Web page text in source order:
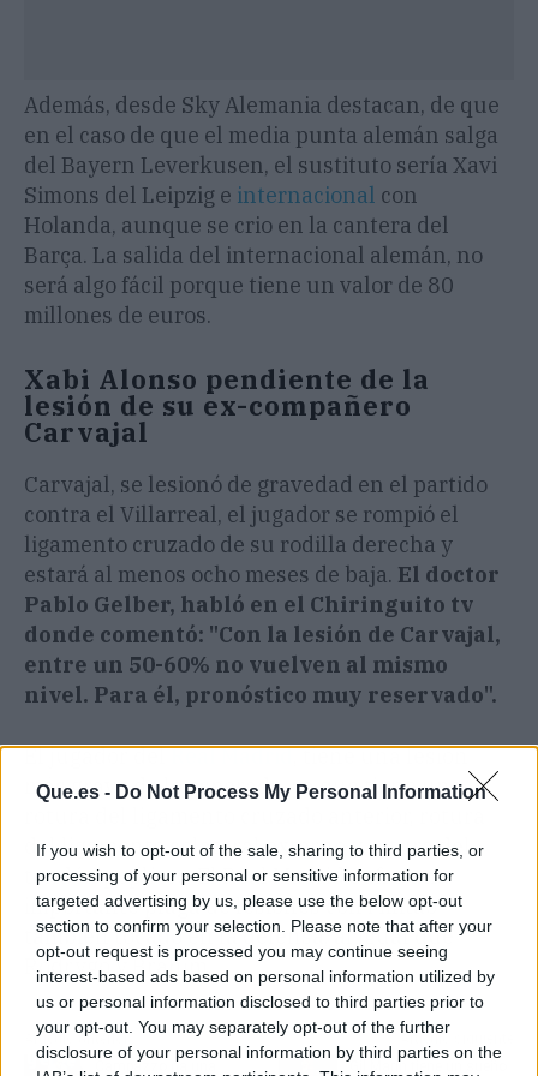
Que.es - Do Not Process My Personal Information
If you wish to opt-out of the sale, sharing to third parties, or
processing of your personal or sensitive information for
targeted advertising by us, please use the below opt-out
section to confirm your selection. Please note that after your
opt-out request is processed you may continue seeing
interest-based ads based on personal information utilized by
us or personal information disclosed to third parties prior to
your opt-out. You may separately opt-out of the further
disclosure of your personal information by third parties on the
Además, desde Sky Alemania destacan, de que
en el caso de que el media punta alemán salga
del Bayern Leverkusen, el sustituto sería Xavi
Simons del Leipzig e internacional con
Holanda, aunque se crio en la cantera del
Barça. La salida del internacional alemán, no
será algo fácil porque tiene un valor de 80
millones de euros.
Xabi Alonso pendiente de la
lesión de su ex-compañero
Carvajal
Carvajal, se lesionó de gravedad en el partido
contra el Villarreal, el jugador se rompió el
ligamento cruzado de su rodilla derecha y
estará al menos ocho meses de baja. El doctor
Pablo Gelber, habló en el Chiringuito tv
donde comentó: "Con la lesión de Carvajal,
entre un 50-60% no vuelven al mismo
nivel. Para él, pronóstico muy reservado".
El jugador delReal Madrid, tiene una lesión
más grave de lo esperado, ya que tiene una
del ligamento colateral externo y rotura del
tendón poplíteo. El Real Madrid sufre una
importante plaga de lesiones con Militao
también tocado en la defensa, al igual que
Rodrygo y Brahim.
Artículo anterior
Campazzo da una
Gil Marín tiene un sueño